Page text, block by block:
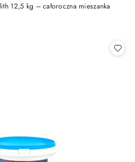
12,5 kg – całoroczna mieszanka